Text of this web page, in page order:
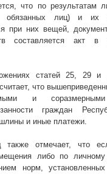
что по результатам
обязанных лиц) и их
при них вещей,
составляется акт в
статей 25, 29 и
что
и
граждан
и иные платежи.
также отмечает, что
либо по
норм,